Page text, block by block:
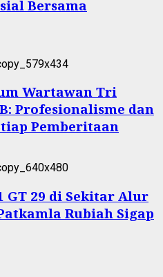
Bersama
Wartawan Tri
Profesionalisme dan
Pemberitaan
GT 29 di Sekitar Alur
Rubiah Sigap